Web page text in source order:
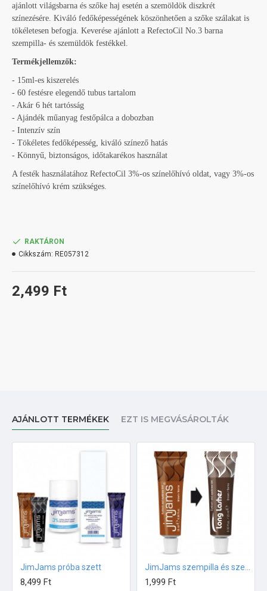
ajánlott világsbarna és szőke haj esetén a szemöldök diszkrét
színezésére. Kiváló fedőképességének köszönhetően a szőke szálakat is
tökéletesen befogja. Keverése ajánlott a RefectoCil No.3 barna
szempilla- és szemüldök festékkel.
Termékjellemzők:
- 15ml-es kiszerelés
- 60 festésre elegendő tubus tartalom
- Akár 6 hét tartósság
- Ajándék műanyag festőpálca a dobozban
- Intenzív szín
- Tökéletes fedőképesség, kiváló színező hatás
- Könnyű, biztonságos, időtakarékos használat
A festék használatához RefectoCil 3%-os színelőhívó oldat, vagy 3%-os
színelőhívó krém szükséges.
2,499 Ft
RAKTÁRON
Cikkszám: RE057312
AJÁNLOTT TERMÉKEK EZT IS MEGVÁSÁROLTÁK
JimJams próba szett
8,499 Ft 1,999 Ft